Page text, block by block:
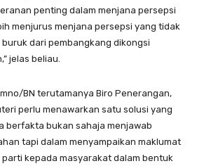
penting dalam menjana persepsi
menjurus menjana persepsi yang tidak
dari pembangkang dikongsi
jelas beliau.
BN terutamanya Biro Penerangan,
perlu menawarkan satu solusi yang
berfakta bukan sahaja menjawab
tapi dalam menyampaikan maklumat
kepada masyarakat dalam bentuk